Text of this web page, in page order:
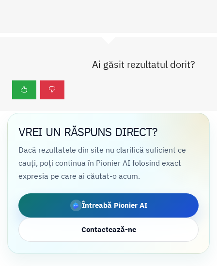
Ai găsit rezultatul dorit?
VREI UN RĂSPUNS DIRECT?
Dacă rezultatele din site nu clarifică suficient ce
cauți, poți continua în Pionier AI folosind exact
expresia pe care ai căutat-o acum.
Întreabă Pionier AI
Contactează-ne